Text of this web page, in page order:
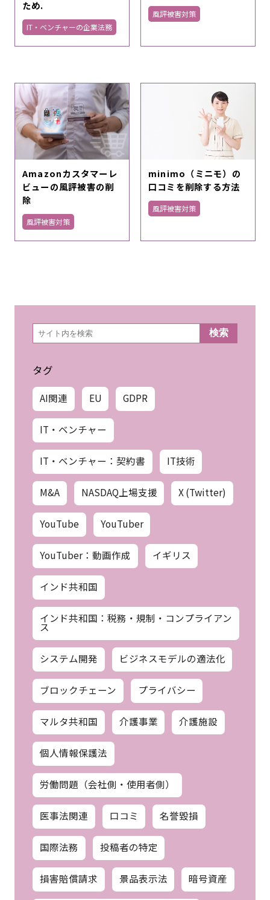
ため.
IT・ベンチャーの企業法務
風評被害対策
Amazonカスタマーレ
ビューの風評被害の削
除
風評被害対策
minimo（ミニモ）の
口コミを削除する方法
風評被害対策
検
索 検索
タグ
AI関連 EU GDPR
IT・ベンチャー
IT・ベンチャー：契約書 IT技術
M&A NASDAQ上場支援 X (Twitter)
YouTube YouTuber
YouTuber：動画作成 イギリス
インド共和国
インド共和国：税務・規制・コンプライアン
ス
システム開発 ビジネスモデルの適法化
ブロックチェーン プライバシー
マルタ共和国 介護事業 介護施設
個人情報保護法
労働問題（会社側・使用者側）
医事法関連 口コミ 名誉毀損
国際法務 投稿者の特定
損害賠償請求 景品表示法 暗号資産